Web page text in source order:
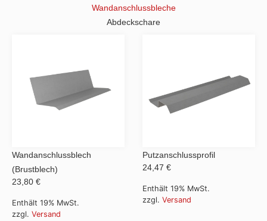
Wandanschlussbleche
Abdeckschare
Wandanschlussblech
(Brustblech)
23,80 €
Enthält 19% MwSt.
zzgl. Versand
Putzanschlussprofil
24,47 €
Enthält 19% MwSt.
zzgl. Versand